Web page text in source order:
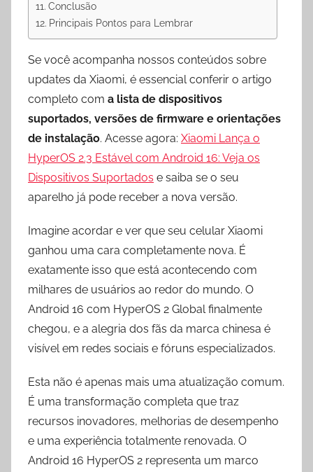
Conclusão
Principais Pontos para Lembrar
Se você acompanha nossos conteúdos sobre
updates da Xiaomi, é essencial conferir o artigo
completo com a lista de dispositivos
suportados, versões de firmware e orientações
de instalação. Acesse agora: Xiaomi Lança o
HyperOS 2.3 Estável com Android 16: Veja os
Dispositivos Suportados e saiba se o seu
aparelho já pode receber a nova versão.
Imagine acordar e ver que seu celular Xiaomi
ganhou uma cara completamente nova. É
exatamente isso que está acontecendo com
milhares de usuários ao redor do mundo. O
Android 16 com HyperOS 2 Global finalmente
chegou, e a alegria dos fãs da marca chinesa é
visível em redes sociais e fóruns especializados.
Esta não é apenas mais uma atualização comum.
É uma transformação completa que traz
recursos inovadores, melhorias de desempenho
e uma experiência totalmente renovada. O
Android 16 HyperOS 2 representa um marco